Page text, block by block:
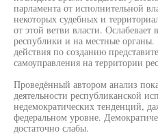
парламента от исполнительной
некоторых судебных и
от этой ветви власти.
республики и на местные
действия по созданию
самоуправления на территории
Проведённый автором анализ
деятельности республиканской
недемократических тенденций,
федеральном уровне.
достаточно слабы.